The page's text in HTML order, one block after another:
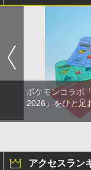
ポケモンコラボ
2026」をひと足
アクセスラン